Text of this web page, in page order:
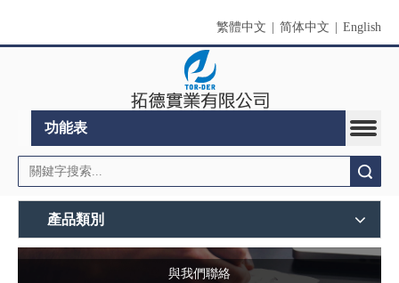
繁體中文 简体中文 English
功能表
產品類別
與我們聯絡